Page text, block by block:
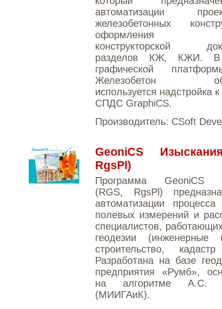
автоматизации
железобетонных
оформления
конструкторской
разделов КЖ, КЖИ. В
графической
Железобетон
используется надстройка
СПДС GraphiCS.
Производитель: CSoft
GeoniCS
RgsPl)
Программа GeoniCS
(RGS, RgsPl)
автоматизации процесса
полевых измерений и
специалистов,
геодезии (инженерные
строительство,
Разработана на базе
предприятия «Румб»,
на алгоритме А.С.
(МИИГАиК).